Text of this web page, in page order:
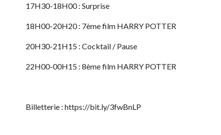
17H30-18H00 : Surprise
18H00-20H20 : 7ème film HARRY POTTER
20H30-21H15 : Cocktail / Pause
22H00-00H15 : 8ème film HARRY POTTER
Billetterie : https://bit.ly/3fwBnLP